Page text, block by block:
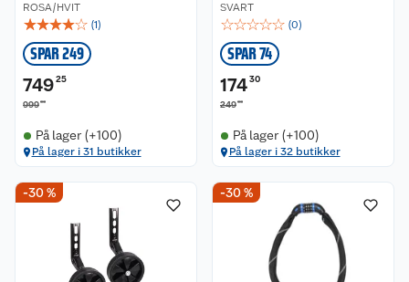
ROSA/HVIT
☆☆☆☆☆ (1)
SPAR 249
74925
99900
På lager (+100)
På lager i 31 butikker
SVART
☆☆☆☆☆ (0)
SPAR 74
17430
24900
På lager (+100)
På lager i 32 butikker
-30 % -30 %
Kundeservice
Kontakt oss